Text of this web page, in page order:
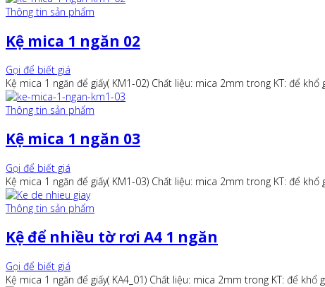
Thông tin sản phẩm
Kệ mica 1 ngăn 02
Gọi để biết giá
Kệ mica 1 ngăn để giấy( KM1-02) Chất liệu: mica 2mm trong KT: để khổ
Thông tin sản phẩm
Kệ mica 1 ngăn 03
Gọi để biết giá
Kệ mica 1 ngăn để giấy( KM1-03) Chất liệu: mica 2mm trong KT: để khổ
Thông tin sản phẩm
Kệ để nhiều tờ rơi A4 1 ngăn
Gọi để biết giá
Kệ mica 1 ngăn để giấy( KA4_01) Chất liệu: mica 2mm trong KT: để khổ